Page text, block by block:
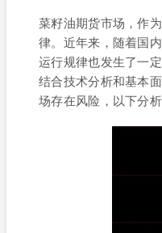
菜籽油期货市场，作
律。近年来，随着国
运行规律也发生了一
结合技术分析和基本
场存在风险，以下分